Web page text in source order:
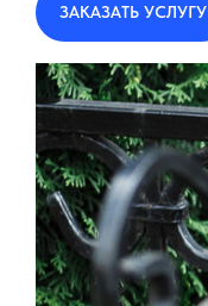
ЗАКАЗАТЬ УСЛУГУ